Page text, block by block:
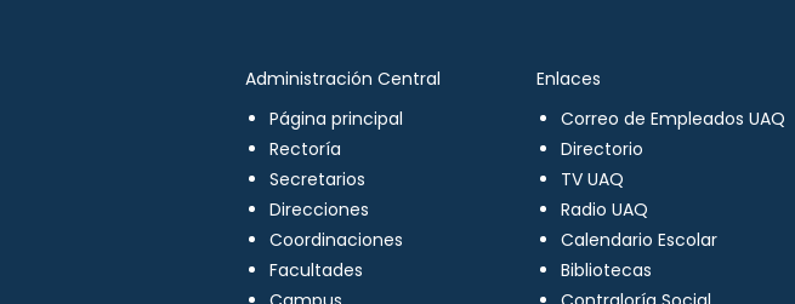
Administración Central
Página principal
Rectoría
Secretarios
Direcciones
Coordinaciones
Facultades
Enlaces
Correo de Empleados UAQ
Directorio
TV UAQ
Radio UAQ
Calendario Escolar
Bibliotecas